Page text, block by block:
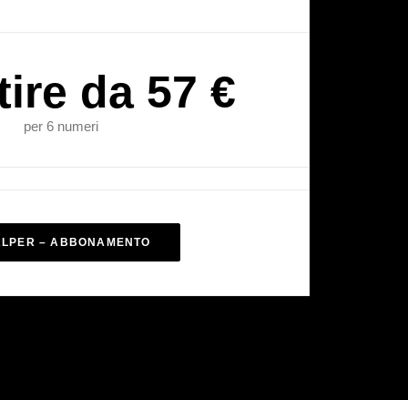
da 57 €
per 6 numeri
– ABBONAMENTO